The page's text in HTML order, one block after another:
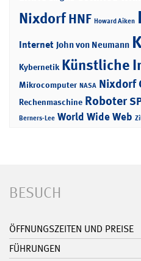
NixdorfHNF Howard Aiken
Internet John von Neumann
Kybernetik Künstliche
Mikrocomputer NASA Nixdorf
Rechenmaschine Roboter
Berners-Lee World Wide Web
BESUCH
ÖFFNUNGSZEITEN UND PREISE
FÜHRUNGEN